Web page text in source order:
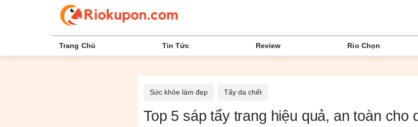
Trang Chủ Tin Tức Review Rio Chọn
Sức khỏe làm đẹp Tẩy da chết
Top 5 sáp tẩy trang hiệu quả, an toàn cho